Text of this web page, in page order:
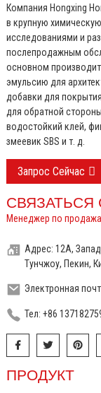
Компания Hongxing
в крупную
исследованиями и
послепродажным
основном
эмульсию для
добавки для
для обратной
водостойкий клей,
змеевик SBS и т. д.
Запрос Сейчас
СВЯЗАТЬСЯ
Менеджер по
Адрес: 12А,
Тунчжоу, Пекин,
Электронная
Тел: +86
ПРОДУКТ